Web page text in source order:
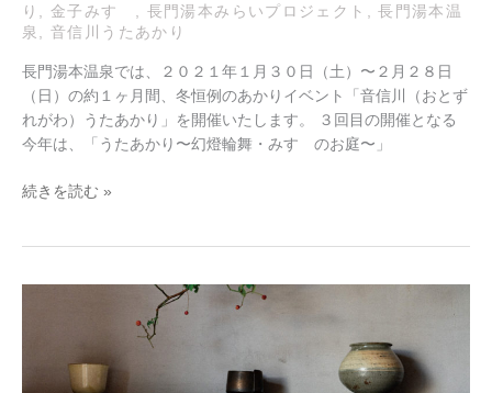
り
,金子みすゞ 長門湯本みらいプロジェクト ,長門湯本温
泉
,音信川うたあかり
長門湯本温泉では、２０２１年１月３０日（土）〜２月２８日
（日）の約１ヶ月間、冬恒例のあかりイベント「音信川（おとず
れがわ）うたあかり」を開催いたします。 ３回目の開催となる
今年は、「うたあかり〜幻燈輪舞・みすゞのお庭〜」
開
催
の
知
ら
続きを読む »